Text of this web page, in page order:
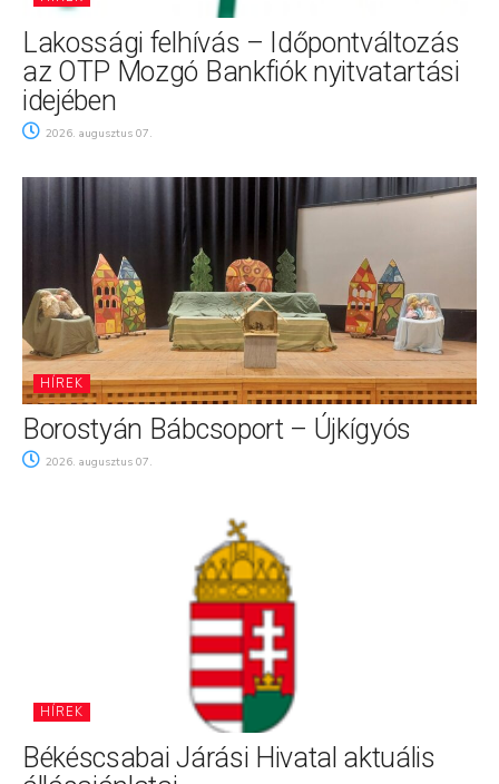
Lakossági felhívás – Időpontváltozás
az OTP Mozgó Bankfiók nyitvatartási
idejében
2026. augusztus 07.
HÍREK
Borostyán Bábcsoport – Újkígyós
2026. augusztus 07.
HÍREK
Békéscsabai Járási Hivatal aktuális